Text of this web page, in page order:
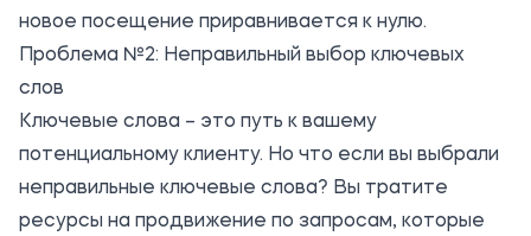
новое посещение приравнивается к нулю.
Проблема №2: Неправильный выбор ключевых
слов
Ключевые слова – это путь к вашему
потенциальному клиенту. Но что если вы выбрали
неправильные ключевые слова? Вы тратите
ресурсы на продвижение по запросам, которые